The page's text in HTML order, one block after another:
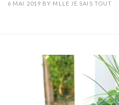
6 MAI 2019 BY MLLE JE SAIS TOUT